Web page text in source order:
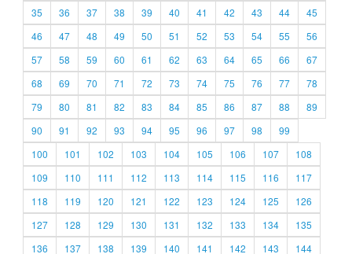
35
36 37 38 39 40 41 42 43 44
45
46
47 48 49 50 51 52 53 54 55
56
57
58 59 60 61 62 63 64 65 66
67
68
69 70 71 72 73 74 75 76 77
78
79
80 81 82 83 84 85 86 87 88
89
90
91 92 93 94 95 96 97 98
99
100
101 102 103 104 105 106 107
108
109
110 111 112 113 114 115 116
117
118
119 120 121 122 123 124 125
126
127
128 129 130 131 132 133 134
135
136
137 138 139 140 141 142 143
144